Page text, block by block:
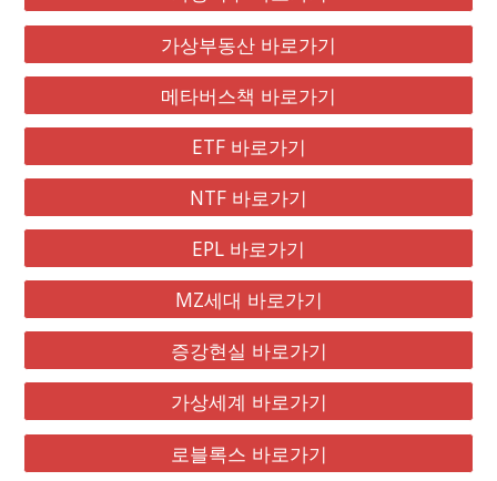
가상부동산 바로가기
메타버스책 바로가기
ETF 바로가기
NTF 바로가기
EPL 바로가기
MZ세대 바로가기
증강현실 바로가기
가상세계 바로가기
로블록스 바로가기